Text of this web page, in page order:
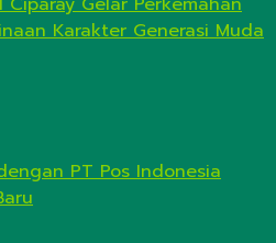
Karakter Generasi Muda